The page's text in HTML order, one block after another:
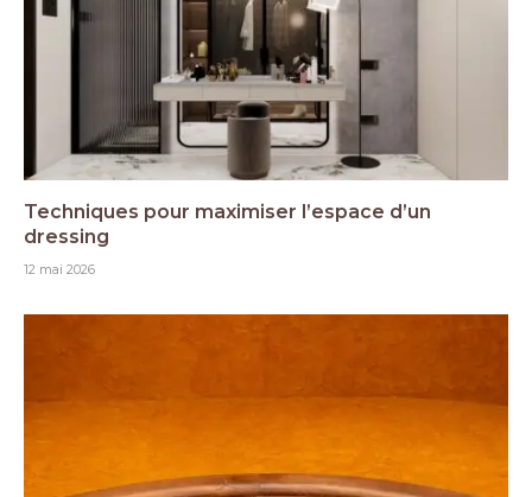
Techniques pour maximiser l’espace d’un
dressing
12 mai 2026